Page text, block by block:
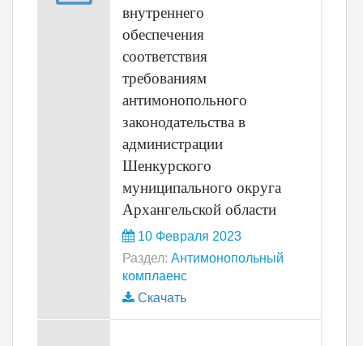
внутреннего
обеспечения
соответствия
требованиям
антимонопольного
законодательства в
администрации
Шенкурского
муниципального округа
Архангельской области
10 Февраля 2023
Раздел: Антимонопольный
комплаенс
Скачать